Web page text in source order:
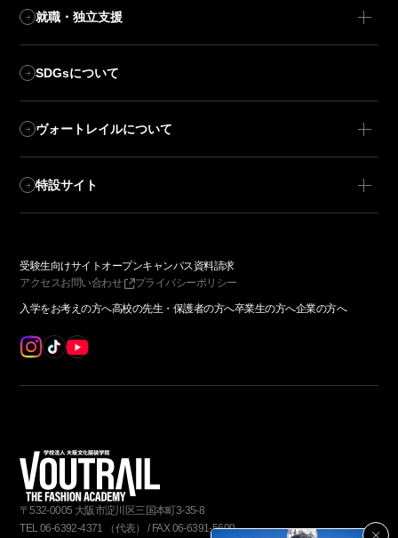
就職・独立支援
SDGsについて
ヴォートレイルについて
特設サイト
受験生向けサイト オープンキャンパス資料請求
アクセスお問い合わせ プライバシーポリシー
入学をお考えの方へ高校の先生・保護者の方へ卒業生の方へ企業の方へ
〒532-0005 大阪市淀川区三国本町3-35-8
TEL 06-6392-4371 （代表） / FAX06-6391-5600